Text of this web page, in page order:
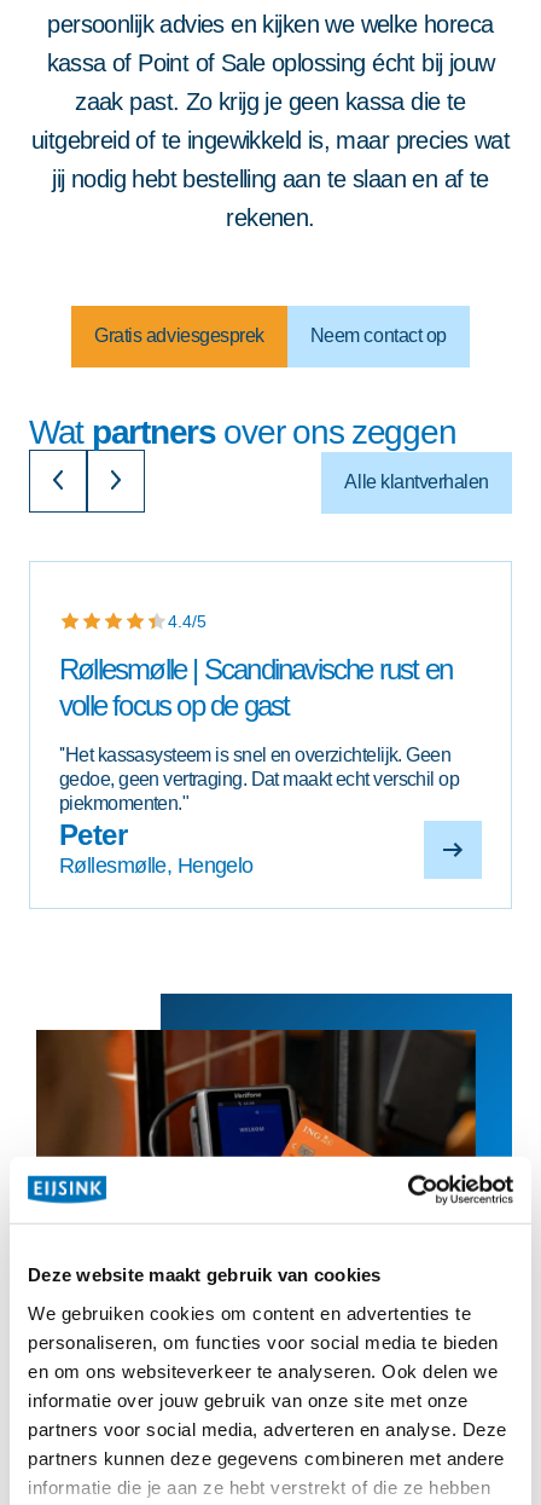
Deze website maakt gebruik van cookies
We gebruiken cookies om content en advertenties te
personaliseren, om functies voor social media te bieden
en om ons websiteverkeer te analyseren. Ook delen we
informatie over jouw gebruik van onze site met onze
partners voor social media, adverteren en analyse. Deze
partners kunnen deze gegevens combineren met andere
informatie die je aan ze hebt verstrekt of die ze hebben
persoonlijk advies en kijken we welke horeca
kassa of Point of Sale oplossing écht bij jouw
zaak past. Zo krijg je geen kassa die te
uitgebreid of te ingewikkeld is, maar precies wat
jij nodig hebt bestelling aan te slaan en af te
rekenen.
Gratis adviesgesprek Neem contact op
Wat partnersover ons zeggen
Alle klantverhalen
4.4/5
Røllesmølle | Scandinavische rust en
volle focus op de gast
''Het kassasysteem is snel en overzichtelijk. Geen
gedoe, geen vertraging. Dat maakt echt verschil op
piekmomenten."
Peter
Røllesmølle, Hengelo